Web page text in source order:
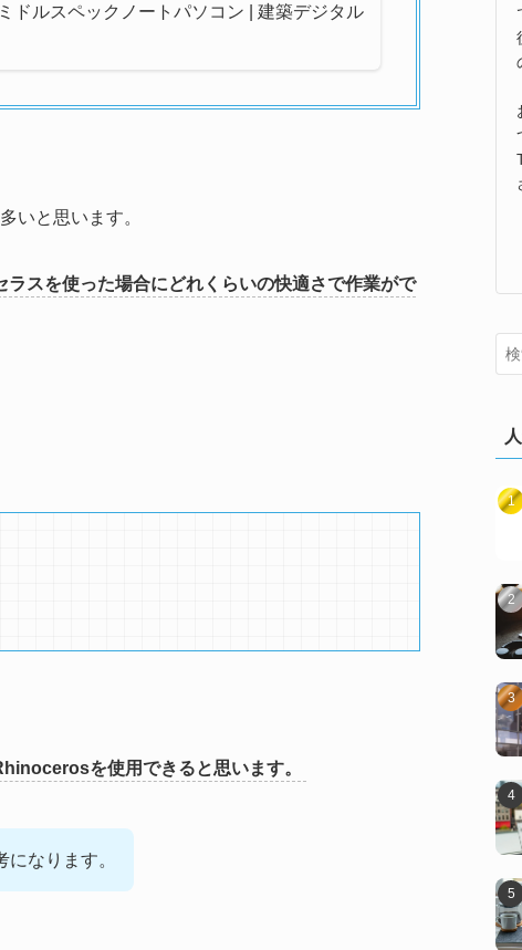
ドルスペックノートパソコン | 建築デジタル
いと思います。
スを使った場合にどれくらいの快適さで作業がで
を使用できると思います。
なります。